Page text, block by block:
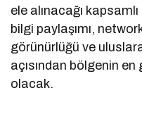
ele alınacağı
bilgi paylaşımı,
görünürlüğü ve
açısından bölgenin
olacak.